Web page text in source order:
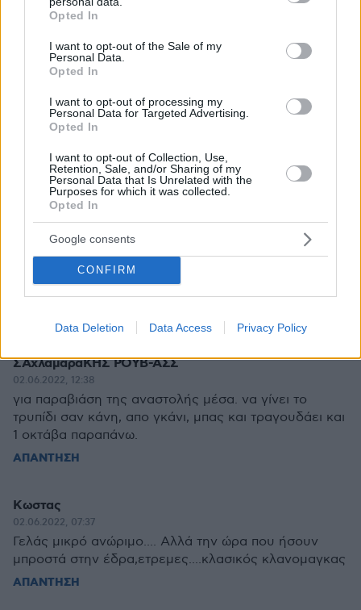
grant or deny consent to Google and its third-party tags to
use your data for below specified purposes in below Google
consent section.
Opted In
I want to opt-out of the Sale of my
Personal Data.
Opted In
I want to opt-out of processing my
Personal Data for Targeted Advertising.
Opted In
I want to opt-out of Collection, Use,
Retention, Sale, and/or Sharing of my
Personal Data that Is Unrelated with the
Purposes for which it was collected.
Opted In
Google consents
CONFIRM
Data Deletion Data Access Privacy Policy
Η Smart φοιτητική κατοικία στην καρδιά της Αθήνας
03.08.2026, 10:56
Διασκεδάζουμε υπεύθυνα, επιστρέφουμε με ασφάλεια
29.07.2026, 09:39
ΣΧΟΛΙΑ(104)
ΠΡΟΣΘΗΚΗ ΣΧΟΛΙΟΥ
Σκουπίδια..
15.06.2022, 16:03
Κάποιος έγραψε το τέλειο σχόλιο για αυτό το
σκουπιδάκι "με τους φίλους είμαι μάγκας με τους
μπάτσους μαντάμ!!!" Αχαχαχα
ΣΑχλαμαραΚΗΣ ΡΟΥΒ-ΑΣΣ
02.06.2022, 12:38
για παραβιάση της αναστολής μέσα. να γίνει το
τρυπίδι σαν κάνη, απο γκάνι, μπας και τραγουδάει και
1 οκτάβα παραπάνω.
ΑΠΑΝΤΗΣΗ
Κωστας
02.06.2022, 07:37
Γελάς μικρό ανώριμο.... Αλλά την ώρα που ήσουν
μπροστά στην έδρα,ετρεμες....κλασικός κλανομαγκας
ΑΠΑΝΤΗΣΗ